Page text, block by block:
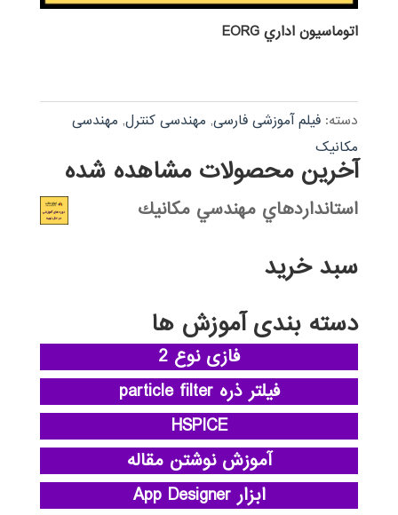
اتوماسيون اداري EORG
دسته: فیلم آموزشی فارسی, مهندسی کنترل, مهندسی
مکانیک
آخرین محصولات مشاهده شده
استانداردهاي مهندسي مكانيك
سبد خرید
دسته بندی آموزش ها
فازی نوع 2
فیلتر ذره particle filter
HSPICE
آموزش نوشتن مقاله
ابزار App Designer